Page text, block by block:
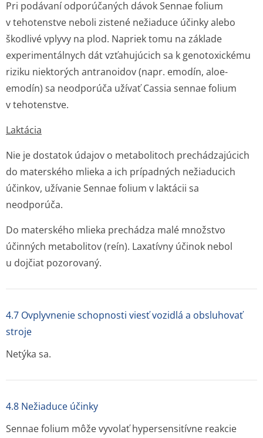
Pri podávaní odporúčaných dávokSennae folium
v tehotenstve neboli zistené nežiaduce účinky alebo
škodlivé vplyvy na plod. Napriek tomu na základe
experimentálnych dát vzťahujúcich sa k genotoxickému
riziku niektorých antranoidov (napr. emodín, aloe-
emodín) sa neodporúča užívaťCassia sennae folium
v tehotenstve.
Laktácia
Nie je dostatok údajov o metabolitoch prechádzajúcich
do materského mlieka a ich prípadných nežiaducich
účinkov, užívanieSennae folium v laktácii sa
neodporúča.
Do materského mlieka prechádza malé množstvo
účinných metabolitov (reín). Laxatívny účinok nebol
u dojčiat pozorovaný.
4.7 Ovplyvnenie schopnosti viesť vozidlá a obsluhovať
stroje
Netýka sa.
4.8 Nežiaduce účinky
Sennae folium môže vyvolať hypersensitívne reakcie